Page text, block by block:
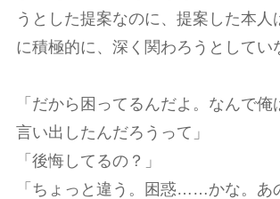
うとした提案なのに、提案した本人
に積極的に、深く関わろうとしてい
「だから困ってるんだよ。なんで俺
言い出したんだろうって」
「後悔してるの？」
「ちょっと違う。困惑……かな。あ